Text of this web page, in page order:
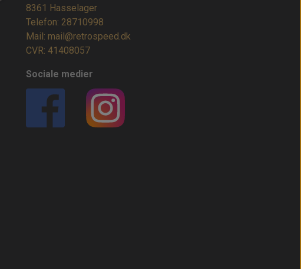
8361 Hasselager
Telefon: 28710998
Mail: mail@retrospeed.dk
CVR: 41408057
Sociale medier